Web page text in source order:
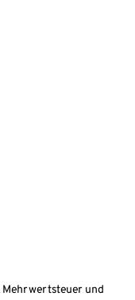
Mehrwertsteuer und